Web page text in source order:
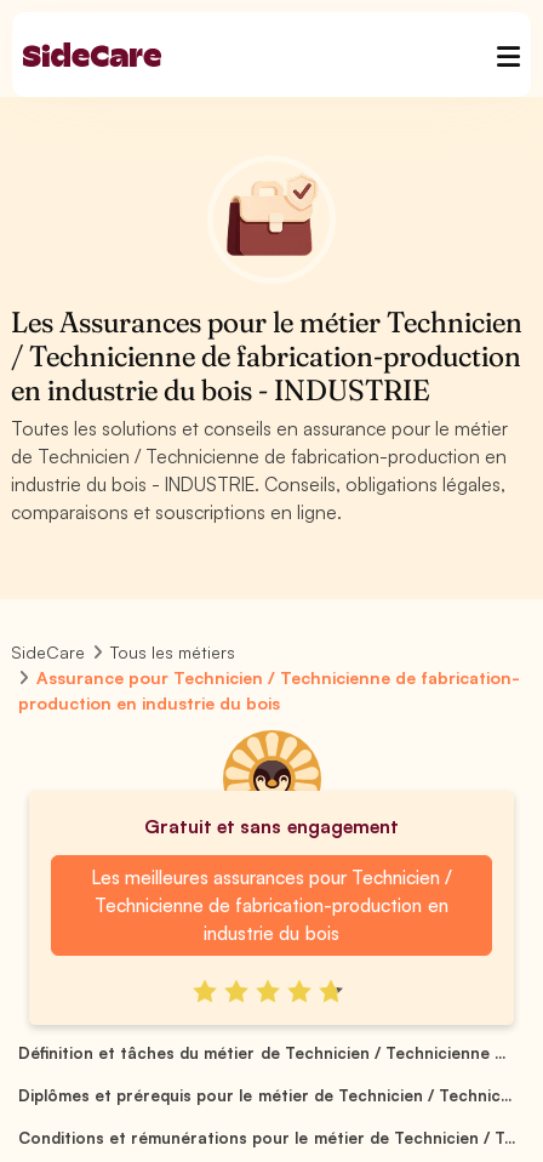
Les Assurances pour le métier Technicien
/ Technicienne de fabrication-production
en industrie du bois - INDUSTRIE
Toutes les solutions et conseils en assurance pour le métier
de Technicien / Technicienne de fabrication-production en
industrie du bois - INDUSTRIE. Conseils, obligations légales,
comparaisons et souscriptions en ligne.
SideCare
Tous les métiers
Assurance pour Technicien / Technicienne de fabrication-
production en industrie du bois
Gratuit et sans engagement
Les meilleures assurances pour Technicien /
Technicienne de fabrication-production en
industrie du bois
Définition et tâches du métier de Technicien / Technicienne ...
Diplômes et prérequis pour le métier de Technicien / Technic...
Conditions et rémunérations pour le métier de Technicien / T...